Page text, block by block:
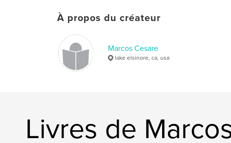
À propos du créateur
Marcos Cesare
lake elsinore, ca, usa
Livres de